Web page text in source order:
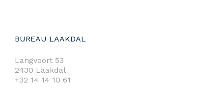
BUREAU LAAKDAL
Langvoort 53
2430 Laakdal
+32 14 14 10 61